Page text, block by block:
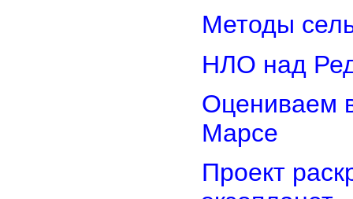
Методы
НЛО над
Оцениваем
Марсе
Проект